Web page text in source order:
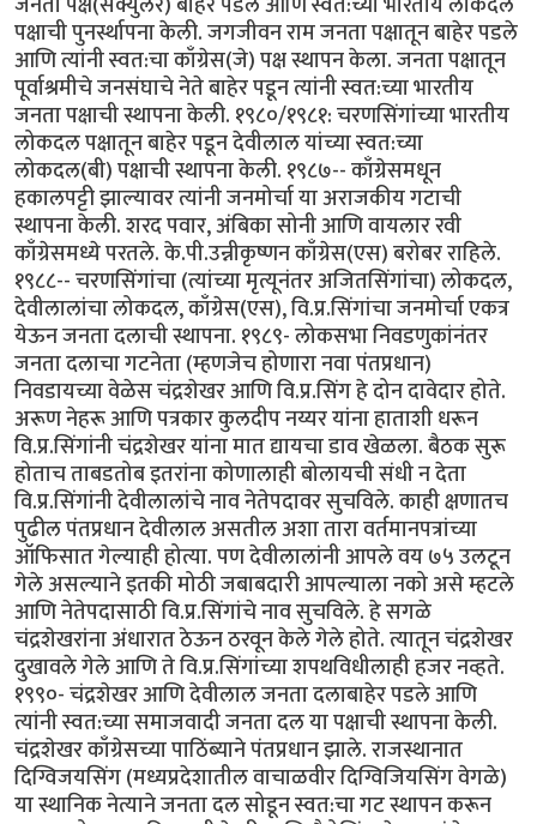
पक्षाची पुनर्स्थापना केली. जगजीवन राम जनता पक्षातून बाहेर पडले
आणि त्यांनी स्वत:चा काँग्रेस(जे) पक्ष स्थापन केला. जनता पक्षातून
पूर्वाश्रमीचे जनसंघाचे नेते बाहेर पडून त्यांनी स्वत:च्या भारतीय
जनता पक्षाची स्थापना केली. १९८०/१९८१: चरणसिंगांच्या भारतीय
लोकदल पक्षातून बाहेर पडून देवीलाल यांच्या स्वत:च्या
लोकदल(बी) पक्षाची स्थापना केली. १९८७-- काँग्रेसमधून
हकालपट्टी झाल्यावर त्यांनी जनमोर्चा या अराजकीय गटाची
स्थापना केली. शरद पवार, अंबिका सोनी आणि वायलार रवी
काँग्रेसमध्ये परतले. के.पी.उन्नीकृष्णन काँग्रेस(एस) बरोबर राहिले.
१९८८-- चरणसिंगांचा (त्यांच्या मृत्यूनंतर अजितसिंगांचा) लोकदल,
देवीलालांचा लोकदल, काँग्रेस(एस), वि.प्र.सिंगांचा जनमोर्चा एकत्र
येऊन जनता दलाची स्थापना. १९८९- लोकसभा निवडणुकांनंतर
जनता दलाचा गटनेता (म्हणजेच होणारा नवा पंतप्रधान)
निवडायच्या वेळेस चंद्रशेखर आणि वि.प्र.सिंग हे दोन दावेदार होते.
अरूण नेहरू आणि पत्रकार कुलदीप नय्यर यांना हाताशी धरून
वि.प्र.सिंगांनी चंद्रशेखर यांना मात द्यायचा डाव खेळला. बैठक सुरू
होताच ताबडतोब इतरांना कोणालाही बोलायची संधी न देता
वि.प्र.सिंगांनी देवीलालांचे नाव नेतेपदावर सुचविले. काही क्षणातच
पुढील पंतप्रधान देवीलाल असतील अशा तारा वर्तमानपत्रांच्या
ऑफिसात गेल्याही होत्या. पण देवीलालांनी आपले वय ७५ उलटून
गेले असल्याने इतकी मोठी जबाबदारी आपल्याला नको असे म्हटले
आणि नेतेपदासाठी वि.प्र.सिंगांचे नाव सुचविले. हे सगळे
चंद्रशेखरांना अंधारात ठेऊन ठरवून केले गेले होते. त्यातून चंद्रशेखर
दुखावले गेले आणि ते वि.प्र.सिंगांच्या शपथविधीलाही हजर नव्हते.
१९९०- चंद्रशेखर आणि देवीलाल जनता दलाबाहेर पडले आणि
त्यांनी स्वत:च्या समाजवादी जनता दल या पक्षाची स्थापना केली.
चंद्रशेखर काँग्रेसच्या पाठिंब्याने पंतप्रधान झाले. राजस्थानात
दिग्विजयसिंग (मध्यप्रदेशातील वाचाळवीर दिग्विजियसिंग वेगळे)
या स्थानिक नेत्याने जनता दल सोडून स्वत:चा गट स्थापन करून